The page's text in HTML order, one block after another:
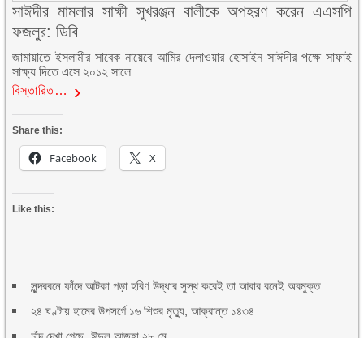
সাঈদীর মামলার সাক্ষী সুখরঞ্জন বালীকে অপহরণ করেন এএসপি
ফজলুর: ডিবি
জামায়াতে ইসলামীর সাবেক নায়েবে আমির দেলাওয়ার হোসাইন সাঈদীর পক্ষে সাফাই
সাক্ষ্য দিতে এসে ২০১২ সালে
বিস্তারিত…
Share this:
Facebook X
Like this:
সুন্দরবনে ফাঁদে আটকা পড়া হরিণ উদ্ধার সুস্থ করেই তা আবার বনেই অবমুক্ত
২৪ ঘণ্টায় হামের উপসর্গে ১৬ শিশুর মৃত্যু, আক্রান্ত ১৪৩৪